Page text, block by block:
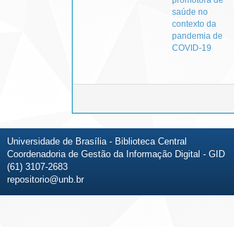
saúde no
contexto da
pandemia de
COVID-19
Universidade de Brasília - Biblioteca Central
Coordenadoria de Gestão da Informação Digital - GID
(61) 3107-2683
repositorio@unb.br